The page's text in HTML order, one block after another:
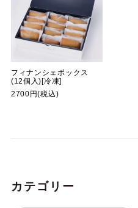
フィナンシェボックス
(12個入)[冷凍]
2700円(税込)
カテゴリー